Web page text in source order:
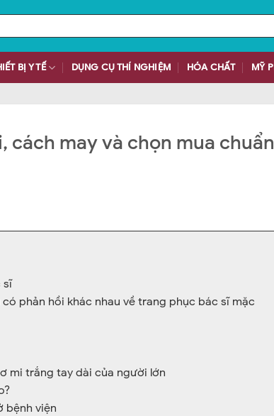
BỊ Y TẾ DỤNG CỤ THÍ NGHIỆM HÓA CHẤT MỸ
cách may và chọn mua
sĩ
phản hồi khác nhau về trang phục bác sĩ mặc
mi trắng tay dài của người lớn
bệnh viện